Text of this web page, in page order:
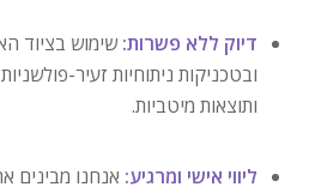
דיוק ללא פשרות: שימוש בציוד
ובטכניקות ניתוחיות זעיר-
ותוצאות מיטביות.
ליווי אישי ומרגיע: אנחנו מבינים